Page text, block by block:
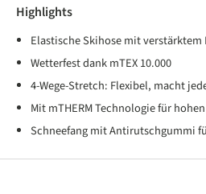
Highlights
Elastische Skihose mit
Wetterfest dank mTEX 10.000
4-Wege-Stretch: Flexibel, macht
Mit mTHERM Technologie für
Schneefang mit Antirutschgummi